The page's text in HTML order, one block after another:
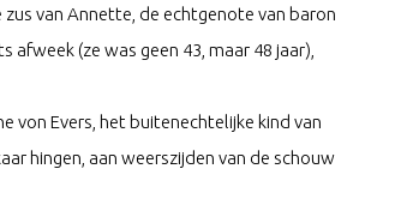
van Annette, de echtgenote van baron
(ze was geen 43, maar 48 jaar),
von Evers, het buitenechtelijke kind van
hingen, aan weerszijden van de schouw